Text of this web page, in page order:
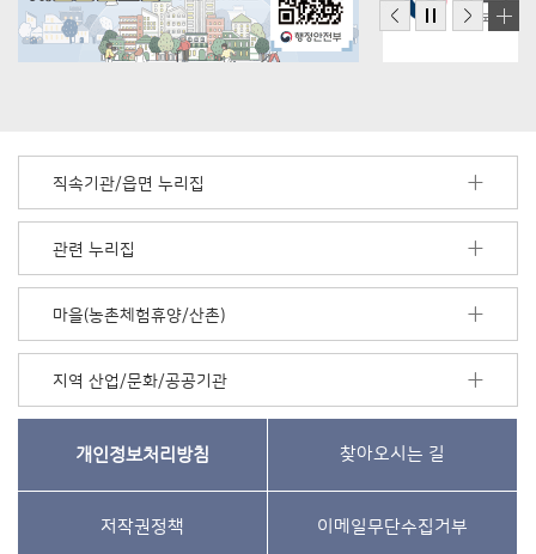
직속기관/읍면 누리집
관련 누리집
마을(농촌체험휴양/산촌)
지역 산업/문화/공공기관
개인정보처리방침 찾아오시는 길
저작권정책 이메일무단수집거부